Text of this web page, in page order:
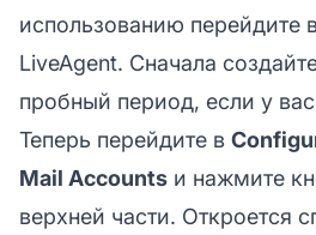
использованию перейдите
LiveAgent. Сначала
пробный период, если у
Теперь перейдите в
Mail Accounts и нажмите
верхней части. Откроется